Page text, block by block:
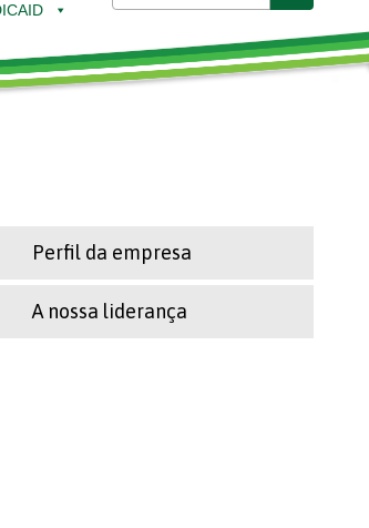
Perfil da empresa
A nossa liderança